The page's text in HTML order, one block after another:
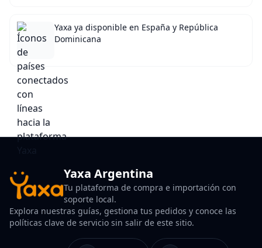
Yaxa ya disponible en España y República
Dominicana
Yaxa Argentina
Tu plataforma de compra e importación con
soporte local.
Explora nuestras guías, gestiona tus pedidos y conoce las
políticas clave de servicio sin salir de este sitio.